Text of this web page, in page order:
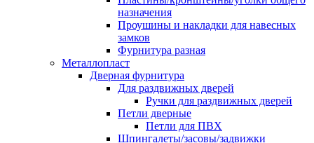
назначения
Проушины и накладки для навесных
замков
Фурнитура разная
Металлопласт
Дверная фурнитура
Для раздвижных дверей
Ручки для раздвижных дверей
Петли дверные
Петли для ПВХ
Шпингалеты/засовы/задвижки